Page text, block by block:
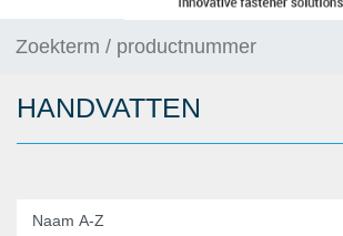
SCHROEVEN
GEREEDSCHAPPEN
HANDVATTEN